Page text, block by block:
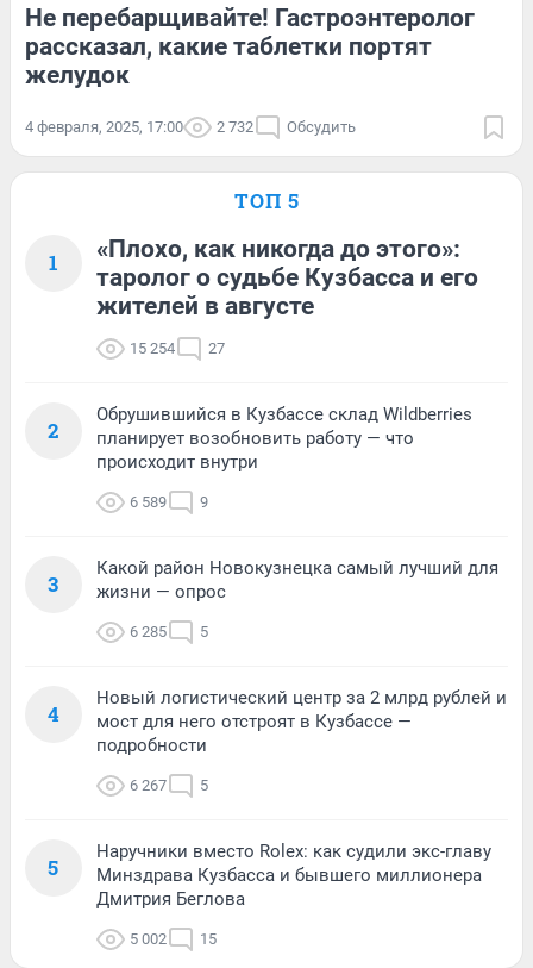
Не перебарщивайте! Гастроэнтеролог
рассказал, какие таблетки портят
желудок
4 февраля, 2025, 17:00 2 732 Обсудить
ТОП 5
1
«Плохо, как никогда до этого»:
таролог о судьбе Кузбасса и его
жителей в августе
15 254 27
2
Обрушившийся в Кузбассе склад Wildberries
планирует возобновить работу — что
происходит внутри
6 589 9
3
Какой район Новокузнецка самый лучший для
жизни — опрос
6 285 5
4
Новый логистический центр за 2 млрд рублей и
мост для него отстроят в Кузбассе —
подробности
6 267 5
5
Наручники вместо Rolex: как судили экс-главу
Минздрава Кузбасса и бывшего миллионера
Дмитрия Беглова
5 002 15